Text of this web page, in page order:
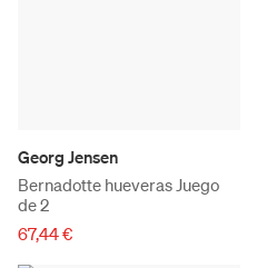
Georg Jensen
Bernadotte hueveras Juego
de 2
67,44 €